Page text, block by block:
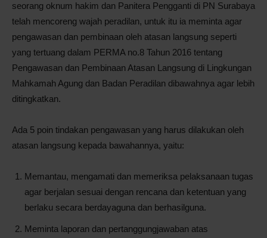
seorang oknum hakim dan Panitera Pengganti di PN Surabaya
telah mencoreng wajah peradilan, untuk itu ia meminta agar
pengawasan dan pembinaan oleh atasan langsung seperti
yang tertuang dalam PERMA no.8 Tahun 2016 tentang
Pengawasan dan Pembinaan Atasan Langsung di Lingkungan
Mahkamah Agung dan Badan Peradilan dibawahnya agar lebih
ditingkatkan.
Ada 5 poin tindakan pengawasan yang harus dilakukan oleh
atasan langsung kepada bawahannya, yaitu:
Memantau, mengamati dan memeriksa pelaksanaan tugas
agar berjalan sesuai dengan rencana dan ketentuan yang
berlaku secara berdayaguna dan berhasilguna.
Meminta laporan dan pertanggungjawaban atas